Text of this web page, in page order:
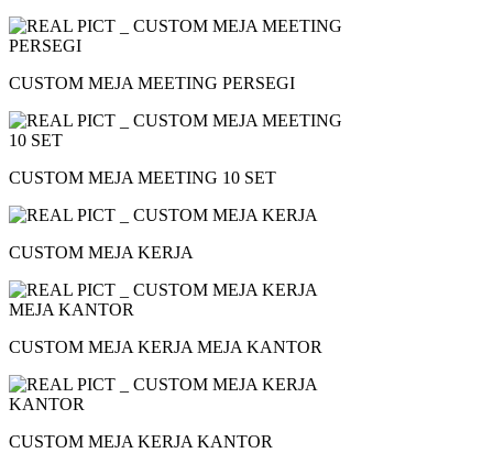
CUSTOM MEJA MEETING PERSEGI
CUSTOM MEJA MEETING 10 SET
CUSTOM MEJA KERJA
CUSTOM MEJA KERJA MEJA KANTOR
CUSTOM MEJA KERJA KANTOR